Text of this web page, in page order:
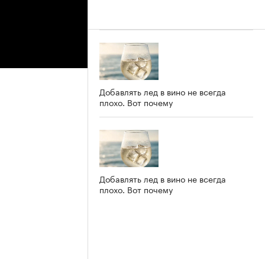
Добавлять лед в вино не всегда
плохо. Вот почему
Добавлять лед в вино не всегда
плохо. Вот почему